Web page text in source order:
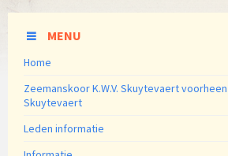
MENU
Home
Zeemanskoor K.W.V. Skuytevaert
Skuytevaert
Leden informatie